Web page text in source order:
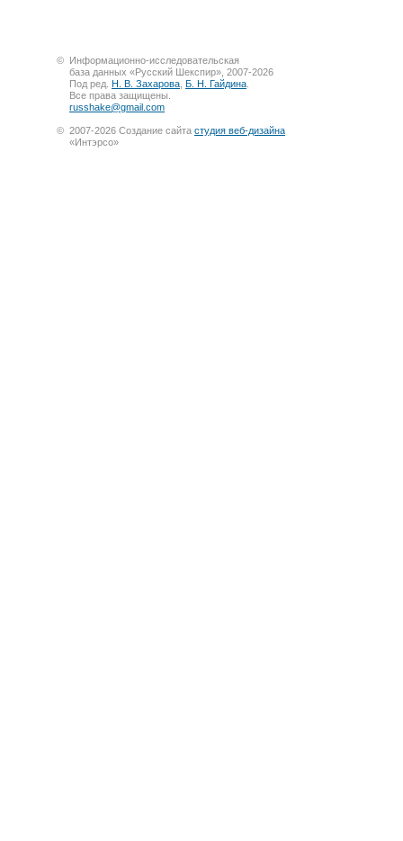
© Информационно-исследовательская
база данных «Русский Шекспир», 2007-2026
Под ред. Н. В. Захарова Б. Н. Гайдина
Все права защищены.
russhake@gmail.com
© 2007-2026 Создание сайта студия веб-дизайна
«Интэрсо»